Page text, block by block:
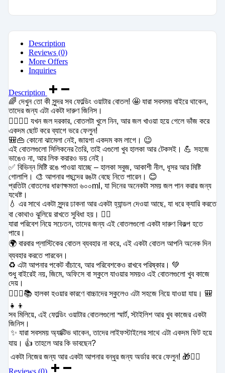
Description
Reviews (0)
More Offers
Inquiries
Description
🌈 দেখুন তো কী সুন্দর সব ফোল্ডিং ওয়াটার বোতল! 🤩 যারা সবসময় বাইরে থাকেন,
তাদের জন্য এটা একটা দারুণ জিনিস।
🚶‍♀️🏃‍♂️ যখন জল দরকার, বোতলটা খুলে নিন, আর জল খাওয়া হয়ে গেলে ভাঁজ করে
একদম ছোট করে ব্যাগে ভরে ফেলুন!
🎒👜 কোনো ঝামেলা নেই, জায়গা একদম কম লাগে। 😉
এই বোতলগুলো সিলিকনের তৈরি, তাই এগুলো খুব হালকা আর টেকসই। 💪 সহজে
ভাঙেও না, আর লিক করারও ভয় নেই।
✅ বিভিন্ন মিষ্টি রঙে পাওয়া যাচ্ছে – হালকা সবুজ, আকাশী নীল, ধূসর আর মিষ্টি
গোলাপি। 🎨 আপনার পছন্দের রঙটা বেছে নিতে পারেন। 😊
প্রতিটা বোতলের ধারণক্ষমতা ৬০০ml, যা দিনের অনেকটা সময় জল পান করার জন্য
যথেষ্ট।
💧 এর সাথে একটা সুন্দর ঢাকনা আর একটা হ্যান্ডল দেওয়া আছে, যা ধরে ক্যারি করতে
বা কোথাও ঝুলিয়ে রাখতে সুবিধা হয়। 🤸‍♀️
যারা পরিবেশ নিয়ে সচেতন, তাদের জন্য এই বোতলগুলো একটা দারুণ বিকল্প হতে
পারে।
🌍 বারবার প্লাস্টিকের বোতল ব্যবহার না করে, এই একটা বোতল আপনি অনেক দিন
ব্যবহার করতে পারবেন।
♻️ এটা আপনার পকেট বাঁচাবে, আর পরিবেশকেও রাখবে পরিষ্কার। 💚
শুধু বাইরেই নয়, জিমে, অফিসে বা স্কুলে যাওয়ার সময়ও এই বোতলগুলো খুব কাজে
দেয়।
🏋️‍♀️🏢📚 হালকা হওয়ার কারণে বাচ্চাদের স্কুলেও এটা সহজে নিয়ে যাওয়া যায়। 🎒
👧👦
সব মিলিয়ে, এই ফোল্ডিং ওয়াটার বোতলগুলো স্মার্ট, স্টাইলিশ আর খুব কাজের একটা
জিনিস।
✨ যারা সবসময় অ্যাক্টিভ থাকেন, তাদের লাইফস্টাইলের সাথে এটা একদম ফিট হয়ে
যায়। 👍 তাহলে আর কি ভাবছেন?
একটা নিজের জন্য আর একটা আপনার বন্ধুর জন্য অর্ডার করে ফেলুন! 🎁👯‍♀️